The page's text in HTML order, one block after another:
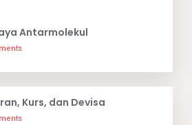
Antarmolekul
Kurs, dan Devisa